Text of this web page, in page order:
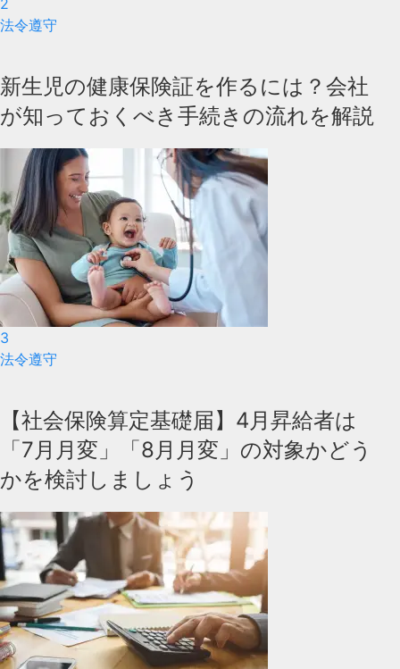
2
法令遵守
新生児の健康保険証を作るには？会社
が知っておくべき手続きの流れを解説
3
法令遵守
【社会保険算定基礎届】4月昇給者は
「7月月変」「8月月変」の対象かどう
かを検討しましょう